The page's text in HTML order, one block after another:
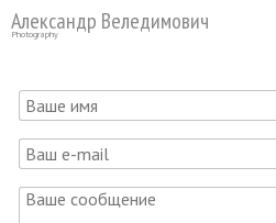
Александр Веледимович
Photography